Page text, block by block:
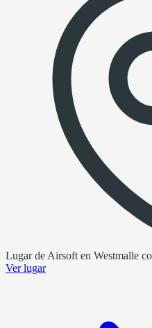
Lugar de Airsoft en Westmalle
Ver lugar